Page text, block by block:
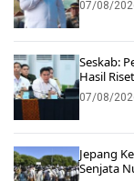
07/08/
Seskab:
Hasil
07/08/
Jepang
Senjata